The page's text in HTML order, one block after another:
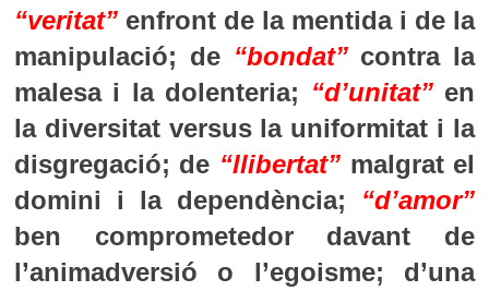
“veritat”enfront de la mentida i de la
manipulació; de “bondat”contra la
malesa i la dolenteria; “d’unitat”en
la diversitat versus la uniformitat i la
disgregació; de “llibertat” malgrat el
domini i la dependència; “d’amor”
ben comprometedor davant de
l’animadversió o l’egoisme; d’una